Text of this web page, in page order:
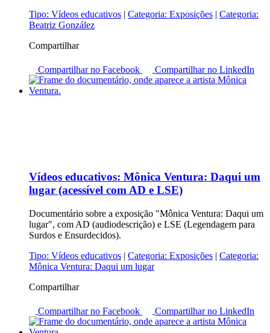
Tipo: Vídeos educativos | Categoria: Exposições | Categoria:
Beatriz González
Compartilhar
Compartilhar no Facebook Compartilhar no LinkedIn
Vídeos educativos: Mônica Ventura: Daqui um
lugar (acessível com AD e LSE)
Documentário sobre a exposição "Mônica Ventura: Daqui um
lugar", com AD (audiodescrição) e LSE (Legendagem para
Surdos e Ensurdecidos).
Tipo: Vídeos educativos | Categoria: Exposições | Categoria:
Mônica Ventura: Daqui um lugar
Compartilhar
Compartilhar no Facebook Compartilhar no LinkedIn